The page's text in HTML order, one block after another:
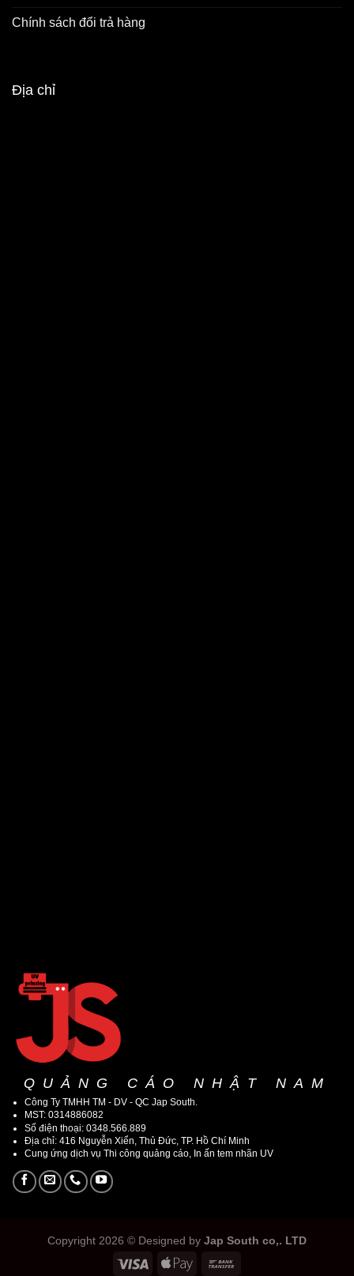
QUẢNG CÁO NHẬT NAM
Công Ty TMHH TM - DV - QC Jap South.
MST: 0314886082
Số điện thoại: 0348.566.889
Địa chỉ: 416 Nguyễn Xiển, Thủ Đức, TP. Hồ Chí Minh
Cung ứng dịch vụ Thi công quảng cáo, In ấn tem nhãn UV
Chính sách đổi trả hàng
Địa chỉ
Copyright 2026 © Designed by Jap South co,. LTD